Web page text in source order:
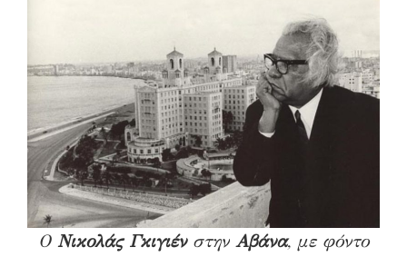
ΟΝικολάς Γκιγιένστην Αβάνα, με φόντο